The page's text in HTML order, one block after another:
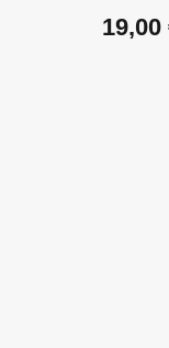
19,00